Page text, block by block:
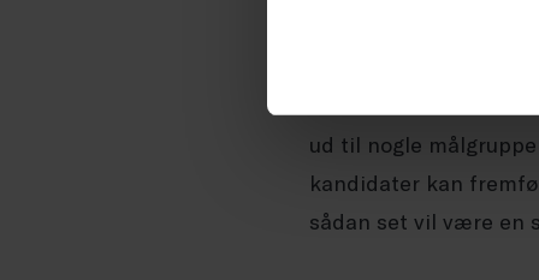
ud til nogle
kandidater kan
sådan set vil være en